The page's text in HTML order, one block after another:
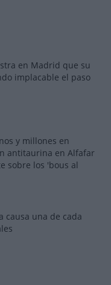
en Madrid que su
implacable el paso
y millones en
antitaurina en Alfafar
sobre los 'bous al
causa una de cada